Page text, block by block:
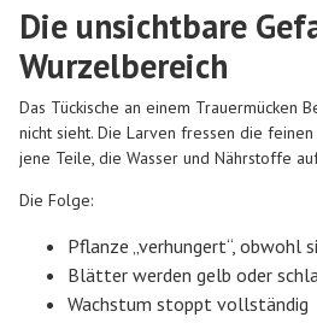
Die unsichtbare
Wurzelbereich
Das Tückische an einem Trauermücken
nicht sieht. Die Larven fressen die
jene Teile, die Wasser und Nährstoffe
Die Folge:
Pflanze „verhungert“, obwohl
Blätter werden gelb oder
Wachstum stoppt vollständig